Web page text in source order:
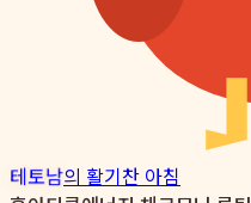
테토남의 활기찬 아침